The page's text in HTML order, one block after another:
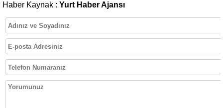
Haber Kaynak : Yurt Haber Ajansı